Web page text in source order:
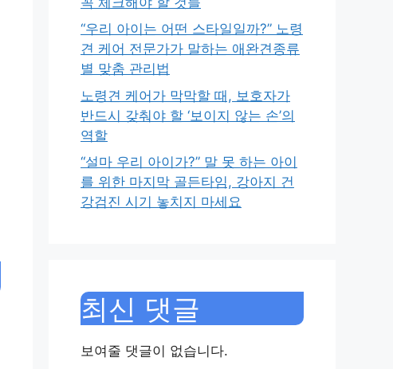
“우리 아이는 어떤 스타일일까?” 노령
견 케어 전문가가 말하는 애완견종류
별 맞춤 관리법
노령견 케어가 막막할 때, 보호자가
반드시 갖춰야 할 ‘보이지 않는 손’의
역할
“설마 우리 아이가?” 말 못 하는 아이
를 위한 마지막 골든타임, 강아지 건
강검진 시기 놓치지 마세요
최신 댓글
보여줄 댓글이 없습니다.